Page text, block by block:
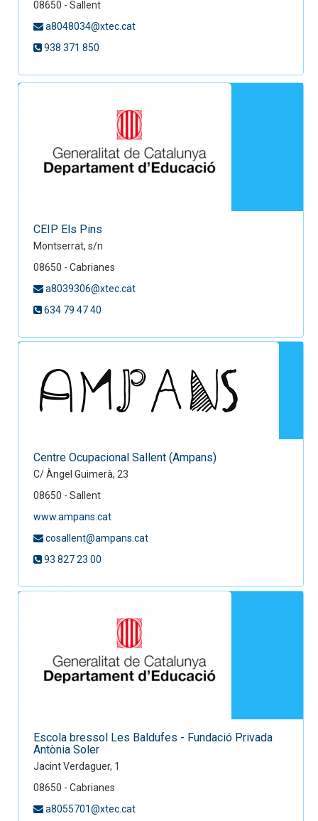
08650 - Sallent
a8048034@xtec.cat
938 371 850
CEIP Els Pins
Montserrat, s/n
08650 - Cabrianes
a8039306@xtec.cat
634 79 47 40
Centre Ocupacional Sallent (Ampans)
C/ Àngel Guimerà, 23
08650 - Sallent
www.ampans.cat
cosallent@ampans.cat
93 827 23 00
Escola bressol Les Baldufes - Fundació Privada
Antònia Soler
Jacint Verdaguer, 1
08650 - Cabrianes
a8055701@xtec.cat